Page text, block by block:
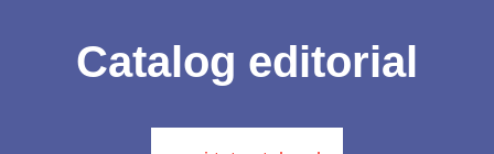
Catalog editorial